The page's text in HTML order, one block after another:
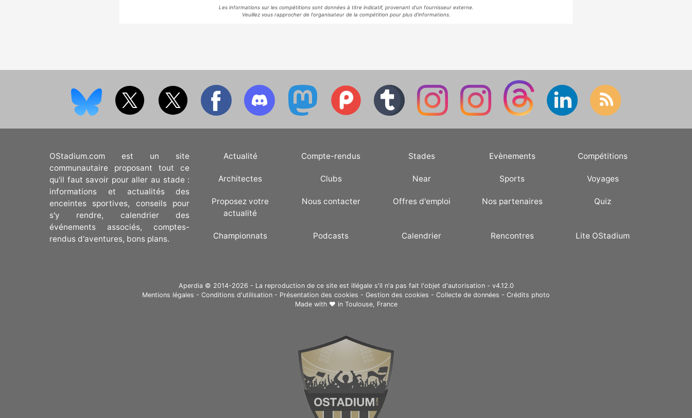
Les informations sur les compétitions sont données à titre indicatif, provenant d'un fournisseur externe.
Veuillez vous rapprocher de l'organisateur de la compétition pour plus d'informations.
OStadium.com est un site
communautaire proposant tout ce
qu'il faut savoir pour aller au stade :
informations et actualités des
enceintes sportives, conseils pour
s'y rendre, calendrier des
événements associés, comptes-
rendus d'aventures, bons plans.
Actualité Compte-rendus Stades Evènements Compétitions
Architectes Clubs Near Sports Voyages
Proposez votre
actualité
Nous contacter Offres d'emploi Nos partenaires Quiz
Championnats Podcasts Calendrier Rencontres Lite OStadium
Aperdia © 2014-2026 - La reproduction de ce site est illégale s'il n'a pas fait l'objet d'autorisation - v4.12.0
Mentions légales - Conditions d'utilisation - Présentation des cookies - Gestion des cookies - Collecte de données - Crédits photo
Made with ❤ in Toulouse, France